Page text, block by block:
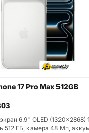
17 Pro Max 512GB
6.9" OLED (1320x2868)
512 ГБ, камера 48 Мп,